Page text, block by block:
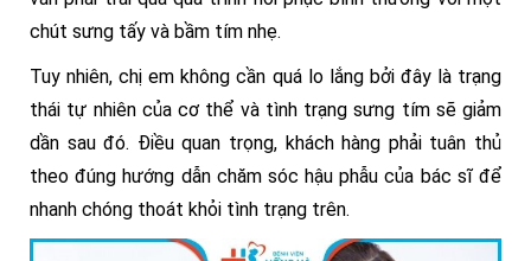
chút sưng tấy và bầm tím nhẹ.
Tuy nhiên, chị em không cần quá lo lắng bởi đây là trạng
thái tự nhiên của cơ thể và tình trạng sưng tím sẽ giảm
dần sau đó. Điều quan trọng, khách hàng phải tuân thủ
theo đúng hướng dẫn chăm sóc hậu phẫu của bác sĩ để
nhanh chóng thoát khỏi tình trạng trên.